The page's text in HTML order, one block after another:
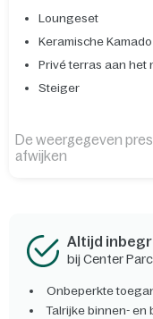
Loungeset
Keramische
Privé terras aan het
Steiger
De weergegeven
afwijken
Altijd
bij Center
Onbeperkte
Talrijke binnen- en